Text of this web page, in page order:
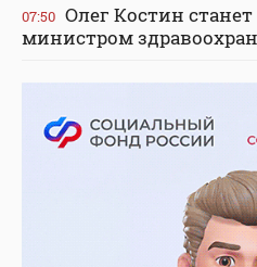
07:50 Олег Костин
министром